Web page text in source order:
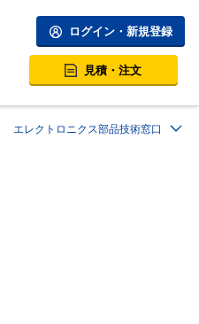
ログイン・新規登録
見積・注文
エレクトロニクス部品技術窓口